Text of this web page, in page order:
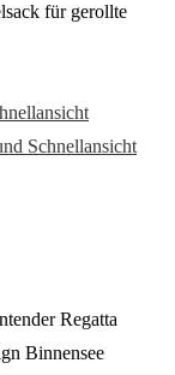
für gerollte
Schnellansicht
Regatta
Binnensee